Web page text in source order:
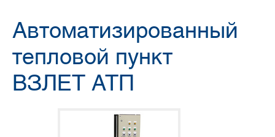
Автоматизированный
тепловой пункт
ВЗЛЕТ АТП